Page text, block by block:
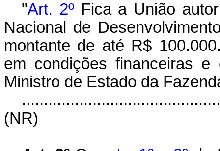
"Art. 2º Fica a União
Nacional de
montante de até R$
em condições financeiras
Ministro de Estado da
(NR)